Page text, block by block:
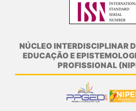
NÚCLEO INTERDISCIPLINAR
EDUCAÇÃO E
PROFISSIONAL